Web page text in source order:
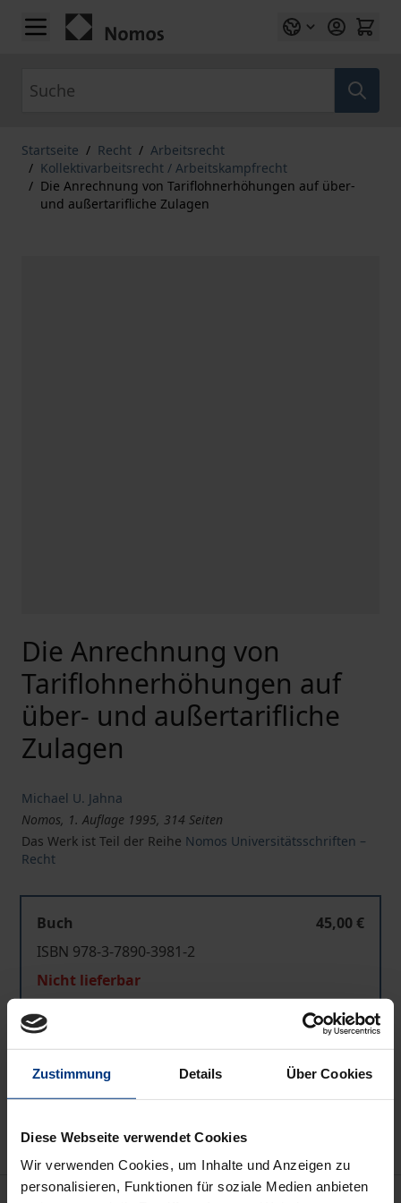
Zustimmung Details Über Cookies
Diese Webseite verwendet Cookies
Wir verwenden Cookies, um Inhalte und Anzeigen zu
personalisieren, Funktionen für soziale Medien anbieten
Zum Inhalt springen
Startseite / Recht / Arbeitsrecht
/ Kollektivarbeitsrecht / Arbeitskampfrecht
/ Die Anrechnung von Tariflohnerhöhungen auf über-
und außertarifliche Zulagen
Die Anrechnung von
Tariflohnerhöhungen auf
über- und außertarifliche
Zulagen
Michael U. Jahna
Nomos, 1. Auflage 1995, 314 Seiten
Das Werk ist Teil der Reihe Nomos Universitätsschriften –
Recht
Buch
45,00 €
ISBN 978-3-7890-3981-2
Nicht lieferbar
In den Warenkorb
Zur Wunschliste hinzufügen
Beschreibung